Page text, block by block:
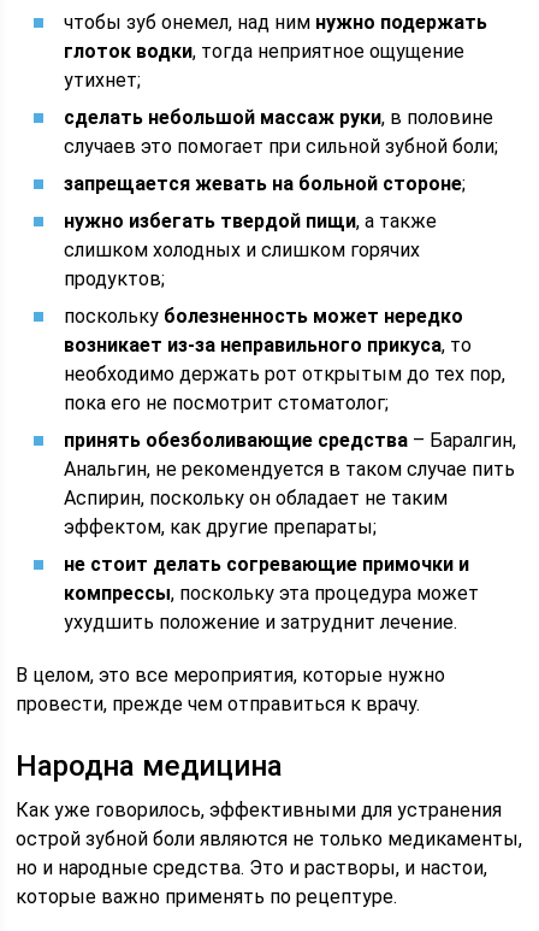
чтобы зуб онемел, над ним нужно подержать
глоток водки, тогда неприятное ощущение
утихнет;
сделать небольшой массаж руки, в половине
случаев это помогает при сильной зубной боли;
запрещается жевать на больной стороне;
нужно избегать твердой пищи, а также
слишком холодных и слишком горячих
продуктов;
поскольку болезненность может нередко
возникает из-за неправильного прикуса, то
необходимо держать рот открытым до тех пор,
пока его не посмотрит стоматолог;
принять обезболивающие средства – Баралгин,
Анальгин, не рекомендуется в таком случае пить
Аспирин, поскольку он обладает не таким
эффектом, как другие препараты;
не стоит делать согревающие примочки и
компрессы, поскольку эта процедура может
ухудшить положение и затруднит лечение.
В целом, это все мероприятия, которые нужно
провести, прежде чем отправиться к врачу.
Народна медицина
Как уже говорилось, эффективными для устранения
острой зубной боли являются не только медикаменты,
но и народные средства. Это и растворы, и настои,
которые важно применять по рецептуре.